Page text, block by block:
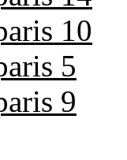
10
5
9